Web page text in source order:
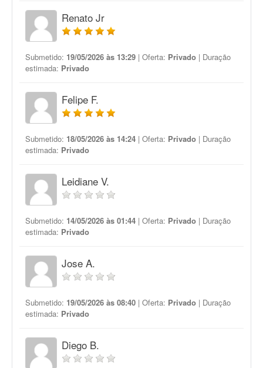
Renato Jr
Submetido: 19/05/2026 às 13:29 | Oferta: Privado | Duração
estimada: Privado
Felipe F.
Submetido: 18/05/2026 às 14:24 | Oferta: Privado | Duração
estimada: Privado
Leidiane V.
Submetido: 14/05/2026 às 01:44 | Oferta: Privado | Duração
estimada: Privado
Jose A.
Submetido: 19/05/2026 às 08:40 | Oferta: Privado | Duração
estimada: Privado
Diego B.